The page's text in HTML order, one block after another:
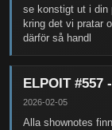
se konstigt ut i din
kring det vi pratar
därför så handl
ELPOIT
2026-02-05
Alla shownotes